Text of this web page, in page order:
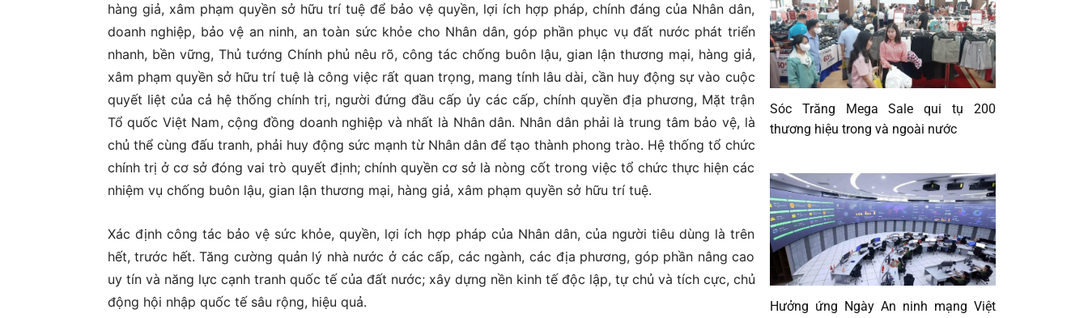
hàng giả, xâm phạm quyền sở hữu trí tuệ để bảo vệ quyền, lợi ích hợp pháp, chính đáng của Nhân dân,
doanh nghiệp, bảo vệ an ninh, an toàn sức khỏe cho Nhân dân, góp phần phục vụ đất nước phát triển
nhanh, bền vững, Thủ tướng Chính phủ nêu rõ, công tác chống buôn lậu, gian lận thương mại, hàng giả,
xâm phạm quyền sở hữu trí tuệ là công việc rất quan trọng, mang tính lâu dài, cần huy động sự vào cuộc
quyết liệt của cả hệ thống chính trị, người đứng đầu cấp ủy các cấp, chính quyền địa phương, Mặt trận
Tổ quốc Việt Nam, cộng đồng doanh nghiệp và nhất là Nhân dân. Nhân dân phải là trung tâm bảo vệ, là
chủ thể cùng đấu tranh, phải huy động sức mạnh từ Nhân dân để tạo thành phong trào. Hệ thống tổ chức
chính trị ở cơ sở đóng vai trò quyết định; chính quyền cơ sở là nòng cốt trong việc tổ chức thực hiện các
nhiệm vụ chống buôn lậu, gian lận thương mại, hàng giả, xâm phạm quyền sở hữu trí tuệ.
Xác định công tác bảo vệ sức khỏe, quyền, lợi ích hợp pháp của Nhân dân, của người tiêu dùng là trên
hết, trước hết. Tăng cường quản lý nhà nước ở các cấp, các ngành, các địa phương, góp phần nâng cao
uy tín và năng lực cạnh tranh quốc tế của đất nước; xây dựng nền kinh tế độc lập, tự chủ và tích cực, chủ
động hội nhập quốc tế sâu rộng, hiệu quả.
Sóc Trăng Mega Sale qui tụ 200
thương hiệu trong và ngoài nước
Hưởng ứng Ngày An ninh mạng Việt